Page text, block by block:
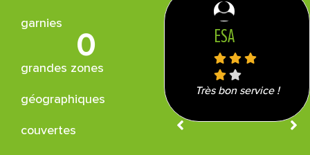
garnies
grandes zones
géographiques
couvertes
0 ESA
Très bon service !